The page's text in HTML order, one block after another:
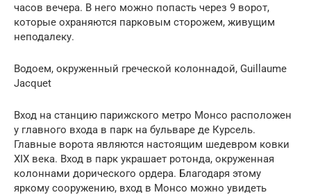
часов вечера. В него можно попасть через 9 ворот,
которые охраняются парковым сторожем, живущим
неподалеку.
Водоем, окруженный греческой колоннадой, Guillaume
Jacquet
Вход на станцию парижского метро Монсо расположен
у главного входа в парк на бульваре де Курсель.
Главные ворота являются настоящим шедевром ковки
XIX века. Вход в парк украшает ротонда, окруженная
колоннами дорического ордера. Благодаря этому
яркому сооружению, вход в Монсо можно увидеть